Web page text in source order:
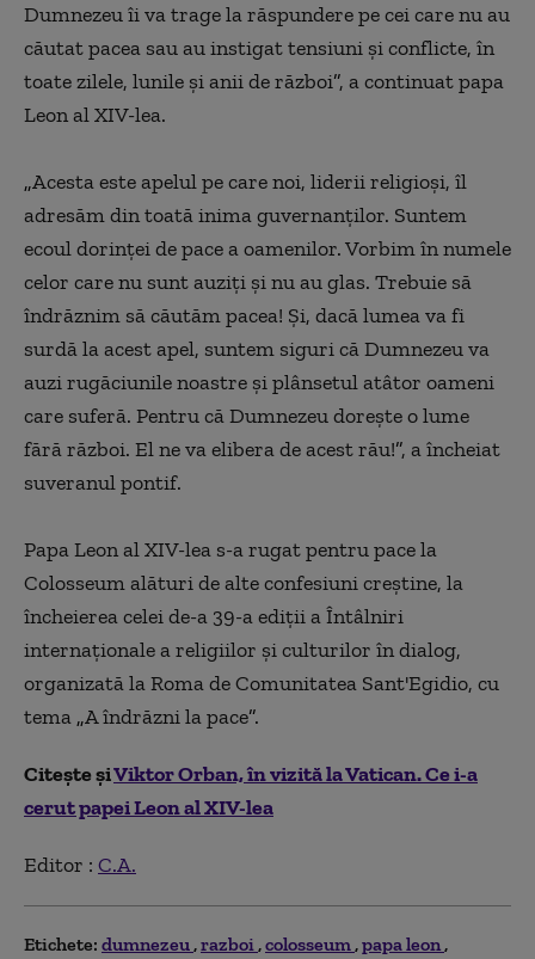
Dumnezeu îi va trage la răspundere pe cei care nu au
căutat pacea sau au instigat tensiuni şi conflicte, în
toate zilele, lunile şi anii de război”, a continuat papa
Leon al XIV-lea.
„Acesta este apelul pe care noi, liderii religioşi, îl
adresăm din toată inima guvernanţilor. Suntem
ecoul dorinţei de pace a oamenilor. Vorbim în numele
celor care nu sunt auziţi şi nu au glas. Trebuie să
îndrăznim să căutăm pacea! Şi, dacă lumea va fi
surdă la acest apel, suntem siguri că Dumnezeu va
auzi rugăciunile noastre şi plânsetul atâtor oameni
care suferă. Pentru că Dumnezeu doreşte o lume
fără război. El ne va elibera de acest rău!”, a încheiat
suveranul pontif.
Papa Leon al XIV-lea s-a rugat pentru pace la
Colosseum alături de alte confesiuni creştine, la
încheierea celei de-a 39-a ediţii a Întâlniri
internaţionale a religiilor şi culturilor în dialog,
organizată la Roma de Comunitatea Sant'Egidio, cu
tema „A îndrăzni la pace”.
Citește șiViktor Orban, în vizită la Vatican. Ce i-a
cerut papei Leon al XIV-lea
Editor : C.A.
Etichete: dumnezeu razboi colosseum papa leon